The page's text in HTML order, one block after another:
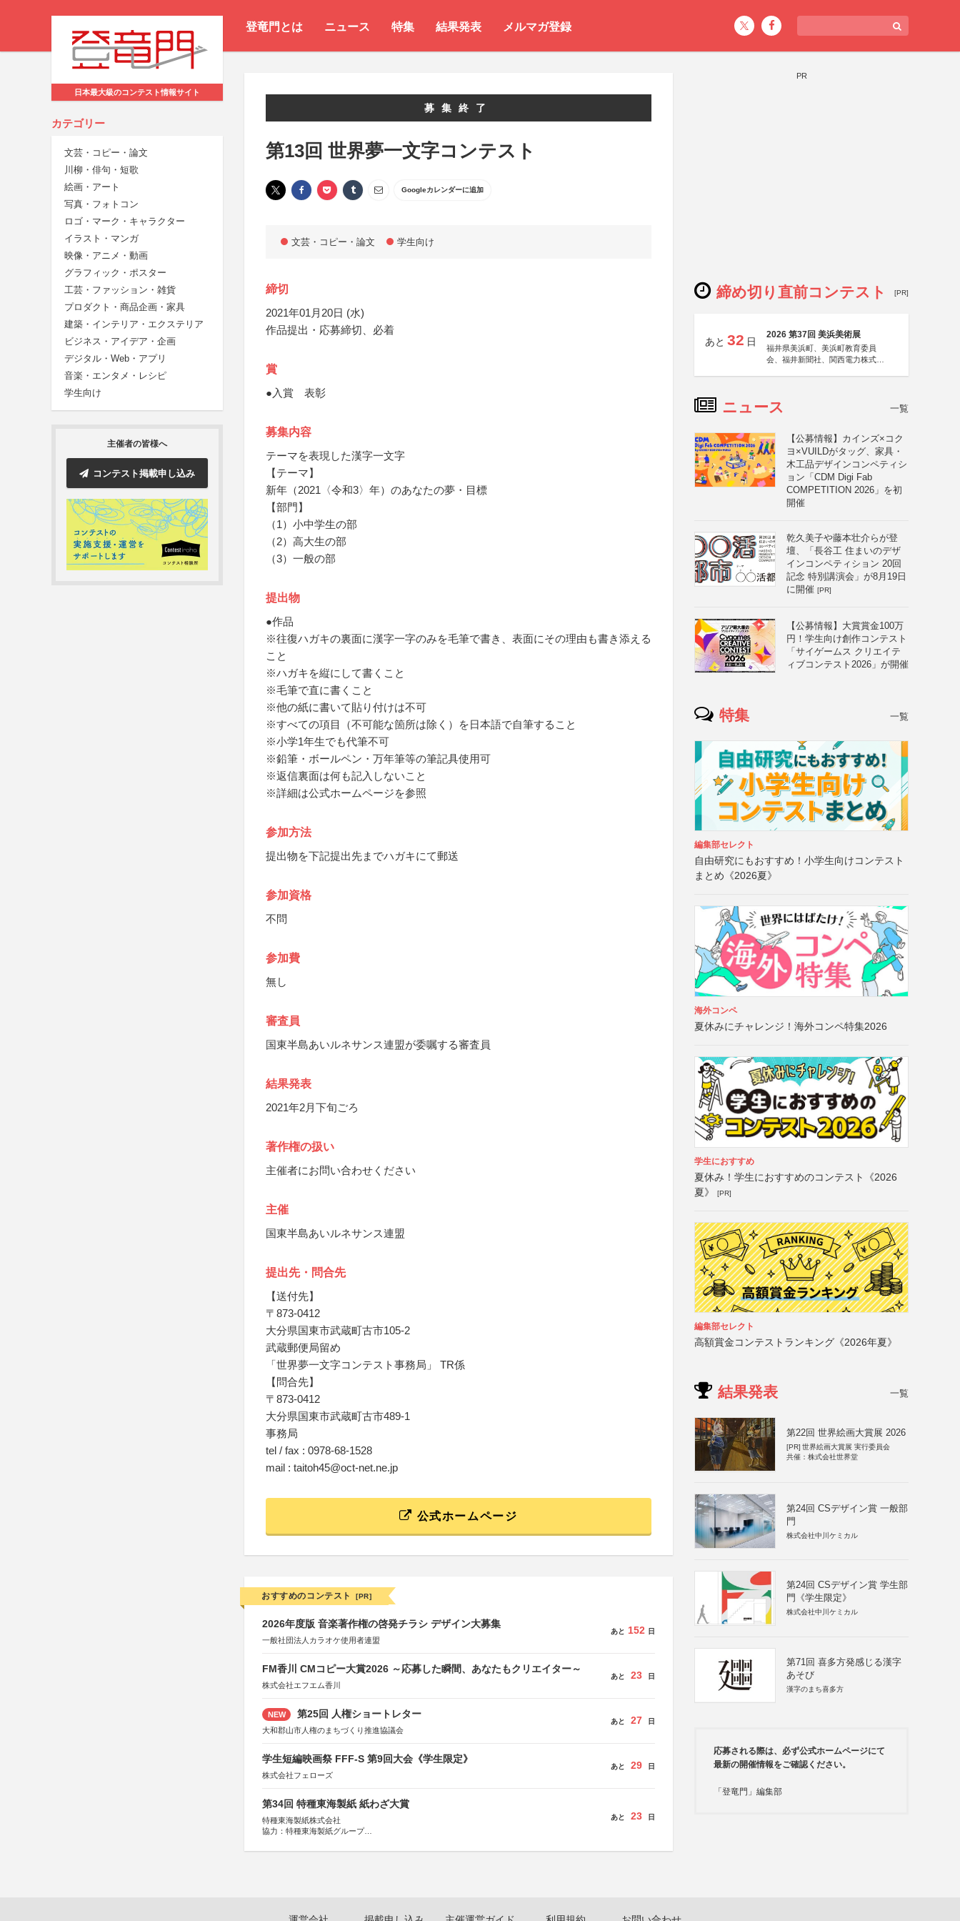
登竜門とは ニュース 特集 結果発表 メルマガ登録
日本最大級のコンテスト情報サイト
カテゴリー
文芸・コピー・論文
川柳・俳句・短歌
絵画・アート
写真・フォトコン
ロゴ・マーク・キャラクター
イラスト・マンガ
映像・アニメ・動画
グラフィック・ポスター
工芸・ファッション・雑貨
プロダクト・商品企画・家具
建築・インテリア・エクステリア
ビジネス・アイデア・企画
デジタル・Web・アプリ
音楽・エンタメ・レシピ
学生向け
主催者の皆様へ
コンテスト掲載申し込み
募集終了
第13回 世界夢一文字コンテスト
Googleカレンダーに追加
文芸・コピー・論文 学生向け
締切
2021年01月20日 (水)
作品提出・応募締切、必着
賞
●入賞 表彰
募集内容
テーマを表現した漢字一文字
【テーマ】
新年（2021〈令和3〉年）のあなたの夢・目標
【部門】
（1）小中学生の部
（2）高大生の部
（3）一般の部
提出物
●作品
※往復ハガキの裏面に漢字一字のみを毛筆で書き、表面にその理由も書き添える
こと
※ハガキを縦にして書くこと
※毛筆で直に書くこと
※他の紙に書いて貼り付けは不可
※すべての項目（不可能な箇所は除く）を日本語で自筆すること
※小学1年生でも代筆不可
※鉛筆・ボールペン・万年筆等の筆記具使用可
※返信裏面は何も記入しないこと
※詳細は公式ホームページを参照
参加方法
提出物を下記提出先までハガキにて郵送
参加資格
不問
参加費
無し
審査員
国東半島あいルネサンス連盟が委嘱する審査員
結果発表
2021年2月下旬ごろ
著作権の扱い
主催者にお問い合わせください
主催
国東半島あいルネサンス連盟
提出先・問合先
【送付先】
〒873-0412
大分県国東市武蔵町古市105-2
武蔵郵便局留め
「世界夢一文字コンテスト事務局」 TR係
【問合先】
〒873-0412
大分県国東市武蔵町古市489-1
事務局
tel / fax : 0978-68-1528
mail : taitoh45@oct-net.ne.jp
公式ホームページ
おすすめのコンテスト [PR]
2026年度版 音楽著作権の啓発チラシ デザイン大募集
一般社団法人カラオケ使用者連盟
あと 152 日
FM香川 CMコピー大賞2026 ～応募した瞬間、あなたもクリエイター～
株式会社エフエム香川
あと 23 日
NEW 第25回 人権ショートレター
大和郡山市人権のまちづくり推進協議会
あと 27 日
学生短編映画祭 FFF-S 第9回大会《学生限定》
株式会社フェローズ
あと 29 日
第34回 特種東海製紙 紙わざ大賞
特種東海製紙株式会社
協力：特種東海製紙グループ
あと 23 日
PR
締め切り直前コンテスト [PR]
あと 32 日
2026 第37回 美浜美術展
福井県美浜町、美浜町教育委員
会、福井新聞社、関西電力株式会
ニュース 一覧
【公募情報】カインズ×コク
ヨ×VUILDがタッグ、家具・
木工品デザインコンペティシ
ョン「CDM Digi Fab
COMPETITION 2026」を初
開催
乾久美子や藤本壮介らが登
壇、「長谷工 住まいのデザ
インコンペティション 20回
記念 特別講演会」が8月19日
に開催 [PR]
【公募情報】大賞賞金100万
円！学生向け創作コンテスト
「サイゲームス クリエイテ
ィブコンテスト2026」が開催
特集 一覧
編集部セレクト
自由研究にもおすすめ！小学生向けコンテスト
まとめ《2026夏》
海外コンペ
夏休みにチャレンジ！海外コンペ特集2026
学生におすすめ
夏休み！学生におすすめのコンテスト《2026
夏》
[PR]
編集部セレクト
高額賞金コンテストランキング《2026年夏》
結果発表 一覧
第22回 世界絵画大賞展 2026
[PR] 世界絵画大賞展 実行委員会
共催：株式会社世界堂
第24回 CSデザイン賞 一般部
門
株式会社中川ケミカル
第24回 CSデザイン賞 学生部
門《学生限定》
株式会社中川ケミカル
第71回 喜多方発感じる漢字
あそび
漢字のまち喜多方
応募される際は、必ず公式ホームページにて
最新の開催情報をご確認ください。
「登竜門」編集部